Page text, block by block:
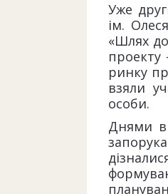
Уже
ім.
«Шлях
проекту
ринку
взяли
особи.
Днями в